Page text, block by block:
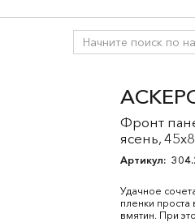
Фронт
ясень,
Артикул:
Удачное
пленки проста
вмятин. При